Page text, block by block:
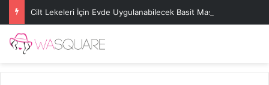
Cilt Lekeleri İçin Evde Uygulanabilecek Basit Maskeler